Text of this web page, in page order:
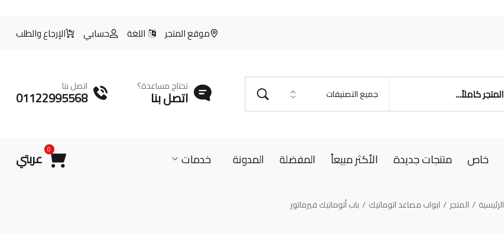
موقع المتجر اللغة حسابي الإرجاع والطلب
تحتاج مساعدة؟
اتصل بنا
اتصل بنا
01122995568
خاص منتجات جديدة الأكثر مبيعاً المفضلة المدونة خدمات 0 عربتي
الرئيسية / المتجر / ابواب مصاعد اتوماتيك / باب أتوماتيك فيرماتور